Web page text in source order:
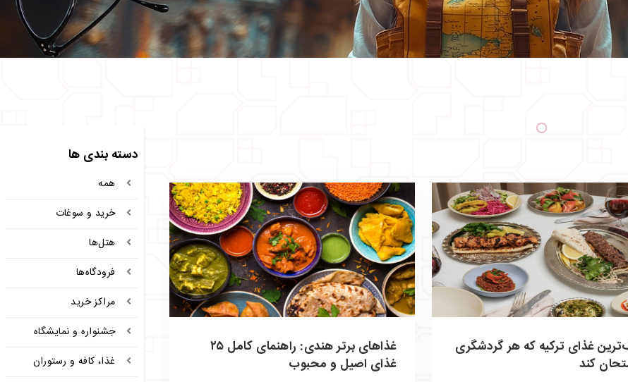
غذای ترکیه که هر گردشگری
کند
غذاهای برتر هندی: راهنمای کامل ۲۵
غذای اصیل و محبوب
دسته بندی ها
همه
خرید و سوغات
هتل‌ها
فرودگاه‌ها
مراکز خرید
جشنواره و نمایشگاه
غذا، کافه و رستوران